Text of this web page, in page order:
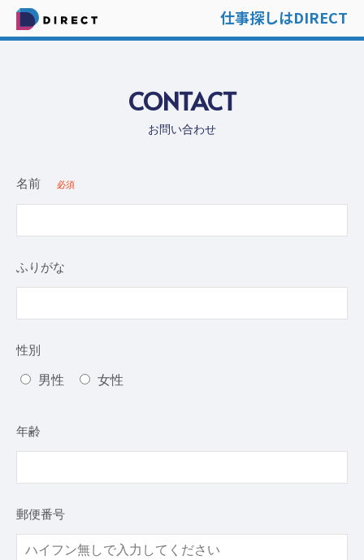
仕事探しはDIRECT
CONTACT
お問い合わせ
名前 必須
ふりがな
性別
男性 女性
年齢
郵便番号